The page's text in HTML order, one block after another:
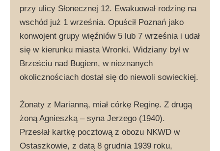
przy ulicy Słonecznej 12. Ewakuował rodzinę na
wschód już 1 września. Opuścił Poznań jako
konwojent grupy więźniów 5 lub 7 września i udał
się w kierunku miasta Wronki. Widziany był w
Brześciu nad Bugiem, w nieznanych
okolicznościach dostał się do niewoli sowieckiej.
Żonaty z Marianną, miał córkę Reginę. Z drugą
żoną Agnieszką – syna Jerzego (1940).
Przesłał kartkę pocztową z obozu NKWD w
Ostaszkowie, z datą 8 grudnia 1939 roku,